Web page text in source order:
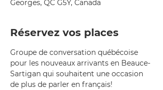
Georges, QC G5Y, Canada
Réservez vos places
Groupe de conversation québécoise
pour les nouveaux arrivants en Beauce-
Sartigan qui souhaitent une occasion
de plus de parler en français!